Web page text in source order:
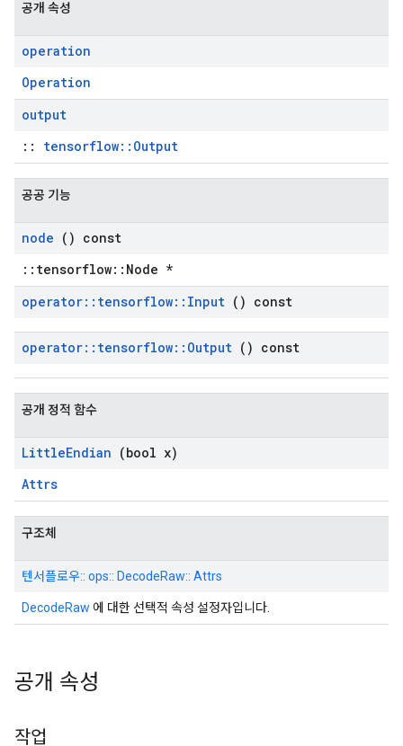
공개 속성
operation
Operation
output
:: tensorflow::Output
공공 기능
node () const
::tensorflow::Node *
operator:: tensorflow:: Input () const
operator:: tensorflow:: Output () const
공개 정적 함수
LittleEndian (bool x)
Attrs
구조체
텐서플로우:: ops:: DecodeRaw:: Attrs
DecodeRaw 에 대한 선택적 속성 설정자입니다.
공개 속성
작업